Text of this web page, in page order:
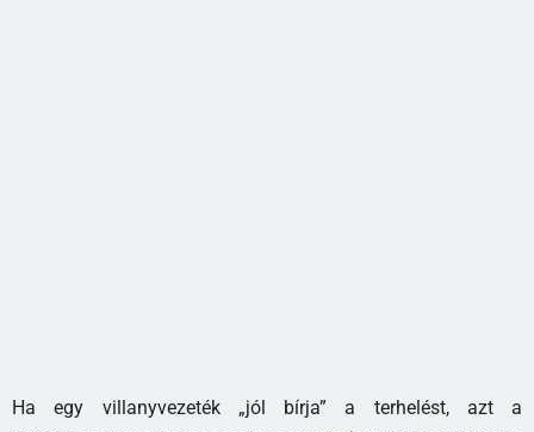
Ha egy villanyvezeték „jól bírja” a terhelést, azt a